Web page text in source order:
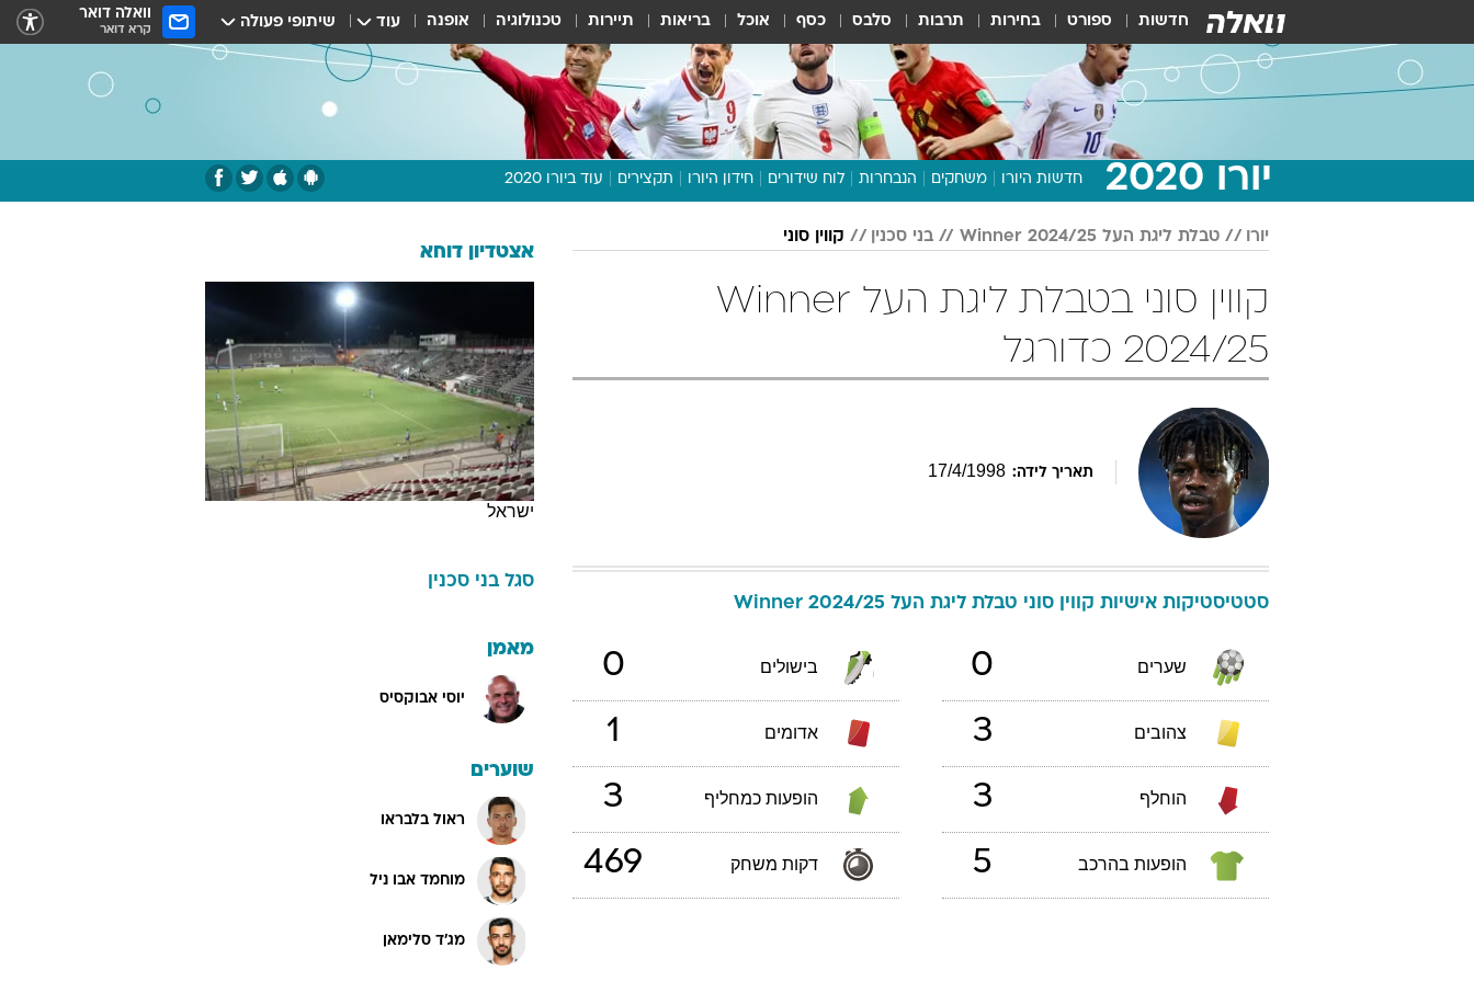
חדשות ספורט בחירות תרבות סלבס כסף אוכל בריאות תיירות טכנולוגיה אופנה עוד שיתופי פעולה וואלה דואר
קרא דואר
יורו 2020 חדשות היורו משחקים הנבחרות לוח שידורים חידון היורו תקצירים עוד ביורו 2020
תכנית היורו
דעות ופרשנויות
וואלה! ספורט
יורו טבלת ליגת העל Winner 2024/25 בני סכנין קווין סוני
קווין סוני בטבלת ליגת העל Winner
2024/25 כדורגל
תאריך לידה: 17/4/1998
סטטיסטיקות אישיות קווין סוני טבלת ליגת העל Winner 2024/25
שערים 0 בישולים 0
צהובים 3 אדומים 1
הוחלף 3 הופעות כמחליף 3
הופעות בהרכב 5 דקות משחק 469
אצטדיון דוחא
ישראל
סגל בני סכנין
מאמן
יוסי אבוקסיס
שוערים
ראול בלבראו
מוחמד אבו ניל
מג'ד סלימאן